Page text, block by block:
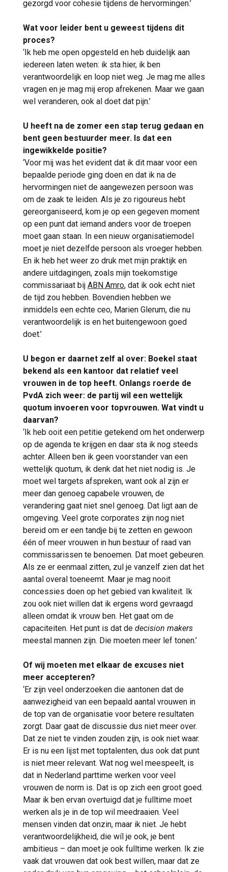
gezorgd voor cohesie tijdens de hervormingen.’
Wat voor leider bent u geweest tijdens dit
proces?
‘Ik heb me open opgesteld en heb duidelijk aan
iedereen laten weten: ik sta hier, ik ben
verantwoordelijk en loop niet weg. Je mag me alles
vragen en je mag mij erop afrekenen. Maar we gaan
wel veranderen, ook al doet dat pijn.’
U heeft na de zomer een stap terug gedaan en
bent geen bestuurder meer. Is dat een
ingewikkelde positie?
‘Voor mij was het evident dat ik dit maar voor een
bepaalde periode ging doen en dat ik na de
hervormingen niet de aangewezen persoon was
om de zaak te leiden. Als je zo rigoureus hebt
gereorganiseerd, kom je op een gegeven moment
op een punt dat iemand anders voor de troepen
moet gaan staan. In een nieuw organisatiemodel
moet je niet dezelfde persoon als vroeger hebben.
En ik heb het weer zo druk met mijn praktijk en
andere uitdagingen, zoals mijn toekomstige
commissariaat bij ABN Amro, dat ik ook echt niet
de tijd zou hebben. Bovendien hebben we
inmiddels een echte ceo, Marien Glerum, die nu
verantwoordelijk is en het buitengewoon goed
doet.’
U begon er daarnet zelf al over: Boekel staat
bekend als een kantoor dat relatief veel
vrouwen in de top heeft. Onlangs roerde de
PvdA zich weer: de partij wil een wettelijk
quotum invoeren voor topvrouwen. Wat vindt u
daarvan?
‘Ik heb ooit een petitie getekend om het onderwerp
op de agenda te krijgen en daar sta ik nog steeds
achter. Alleen ben ik geen voorstander van een
wettelijk quotum, ik denk dat het niet nodig is. Je
moet wel targets afspreken, want ook al zijn er
meer dan genoeg capabele vrouwen, de
verandering gaat niet snel genoeg. Dat ligt aan de
omgeving. Veel grote corporates zijn nog niet
bereid om er een tandje bij te zetten en gewoon
één of meer vrouwen in hun bestuur of raad van
commissarissen te benoemen. Dat moet gebeuren.
Als ze er eenmaal zitten, zul je vanzelf zien dat het
aantal overal toeneemt. Maar je mag nooit
concessies doen op het gebied van kwaliteit. Ik
zou ook niet willen dat ik ergens word gevraagd
alleen omdat ik vrouw ben. Het gaat om de
capaciteiten. Het punt is dat de decision makers
meestal mannen zijn. Die moeten meer lef tonen.’
Of wij moeten met elkaar de excuses niet
meer accepteren?
‘Er zijn veel onderzoeken die aantonen dat de
aanwezigheid van een bepaald aantal vrouwen in
de top van de organisatie voor betere resultaten
zorgt. Daar gaat de discussie dus niet meer over.
Dat ze niet te vinden zouden zijn, is ook niet waar.
Er is nu een lijst met toptalenten, dus ook dat punt
is niet meer relevant. Wat nog wel meespeelt, is
dat in Nederland parttime werken voor veel
vrouwen de norm is. Dat is op zich een groot goed.
Maar ik ben ervan overtuigd dat je fulltime moet
werken als je in de top wil meedraaien. Veel
mensen vinden dat onzin, maar ik niet. Je hebt
verantwoordelijkheid, die wíl je ook, je bent
ambitieus – dan moet je ook fulltime werken. Ik zie
vaak dat vrouwen dat ook best willen, maar dat ze